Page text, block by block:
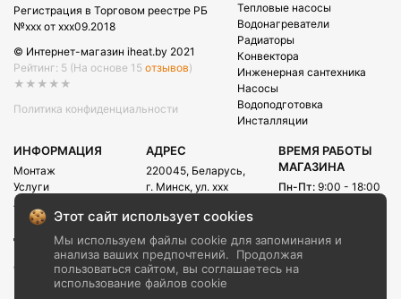
Регистрация в Торговом реестре РБ
№xxx от xxx09.2018
© Интернет-магазин iheat.by 2021
Рейтинг: 5 (На основе 15 отзывов)
★★★★★
Политика конфиденциальности
Тепловые насосы
Водонагреватели
Радиаторы
Конвектора
Инженерная сантехника
Насосы
Водоподготовка
Инсталляции
ИНФОРМАЦИЯ
Монтаж
Услуги
Акции
Рассрочка
Доставка и оплата
О компании
Контакты
АДРЕС
220045, Беларусь,
г. Минск, ул. xxx
E-mail:
info@iheat.by
ВРЕМЯ РАБОТЫ
МАГАЗИНА
Пн-Пт: 9:00 - 18:00
CALL-ЦЕНТРА
Сб-Вс:
Этот сайт использует cookies
Мы используем файлы cookie для запоминания и
анализа ваших предпочтений.
Продолжая
пользоваться сайтом, вы соглашаетесь на
использование файлов cookie